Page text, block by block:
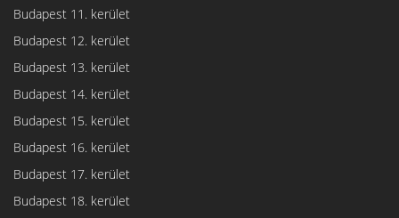
Budapest 11. kerület
Budapest 12. kerület
Budapest 13. kerület
Budapest 14. kerület
Budapest 15. kerület
Budapest 16. kerület
Budapest 17. kerület
Budapest 18. kerület